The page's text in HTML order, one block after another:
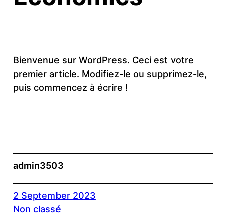
Bienvenue sur WordPress. Ceci est votre
premier article. Modifiez-le ou supprimez-le,
puis commencez à écrire !
admin3503
2 September 2023
Non classé